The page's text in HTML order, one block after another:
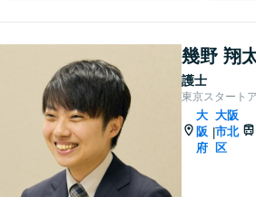
幾野 翔
護士
東京スタート
大
阪
府
|
大阪
市北
区